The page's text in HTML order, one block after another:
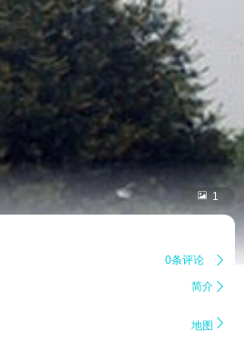
 1
0条评论 
简介 
地图 